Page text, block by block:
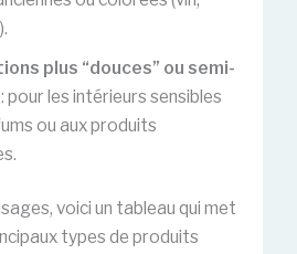
plus “douces” ou semi-
: pour les intérieurs sensibles
ou aux produits
voici un tableau qui met
types de produits